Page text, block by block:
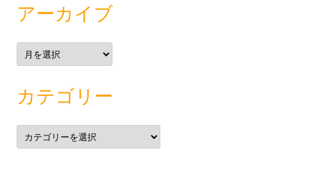
アーカイブ
ア
ー
カ
カテゴリー
カ
テ
ゴ